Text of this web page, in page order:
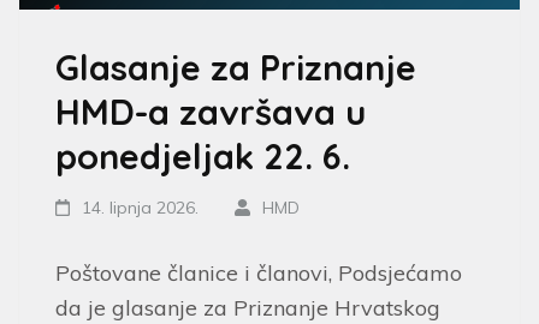
Glasanje za Priznanje
HMD-a završava u
ponedjeljak 22. 6.
14. lipnja 2026. HMD
Poštovane članice i članovi, Podsjećamo
da je glasanje za Priznanje Hrvatskog